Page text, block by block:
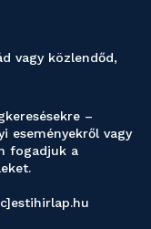
vagy közlendőd,
–
eseményekről vagy
fogadjuk a